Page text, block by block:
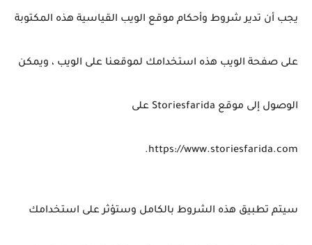
يجب أن تدير شروط وأحكام موقع الويب القياسية هذه المكتوبة
على صفحة الويب هذه استخدامك لموقعنا على الويب ، ويمكن
الوصول إلى موقع Storiesfarida على
https://www.storiesfarida.com.
سيتم تطبيق هذه الشروط بالكامل وستؤثر على استخدامك